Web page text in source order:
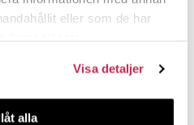
eller som de har
Visa detaljer
alla
egen yrkesbana, under
eller i varje fall något han
sig. Vägen från det han
och arbetarmiljö till